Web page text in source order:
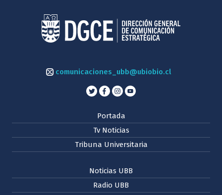
comunicaciones_ubb@ubiobio.cl
Portada
Tv Noticias
Tribuna Universitaria
Noticias UBB
Radio UBB